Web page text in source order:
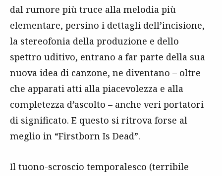
dal rumore più truce alla melodia più
elementare, persino i dettagli dell’incisione,
la stereofonia della produzione e dello
spettro uditivo, entrano a far parte della sua
nuova idea di canzone, ne diventano – oltre
che apparati atti alla piacevolezza e alla
completezza d’ascolto – anche veri portatori
di significato. E questo si ritrova forse al
meglio in “Firstborn Is Dead”.
Il tuono-scroscio temporalesco (terribile